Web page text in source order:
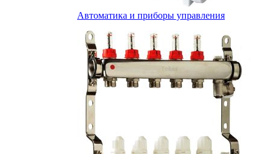
Автоматика и приборы управления